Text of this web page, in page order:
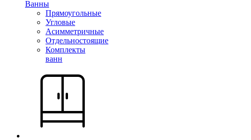
Ванны
Прямоугольные
Угловые
Асимметричные
Отдельностоящие
Комплекты
ванн